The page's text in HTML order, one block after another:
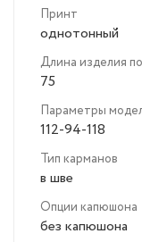
Принт
однотонный
Длина изделия
75
Параметры
112-94-118
Тип карманов
в шве
Опции капюшона
без капюшона